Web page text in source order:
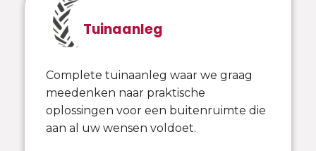
Tuinaanleg
Complete tuinaanleg waar we graag
meedenken naar praktische
oplossingen voor een buitenruimte die
aan al uw wensen voldoet.